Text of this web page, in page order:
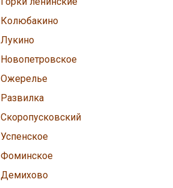
Колюбакино
Лукино
Новопетровское
Ожерелье
Развилка
Скоропусковский
Успенское
Фоминское
Демихово